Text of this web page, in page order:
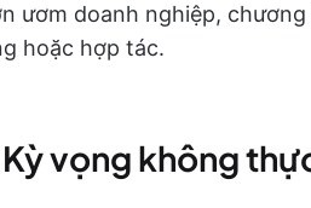
ươm doanh nghiệp,
hoặc hợp tác.
vọng không